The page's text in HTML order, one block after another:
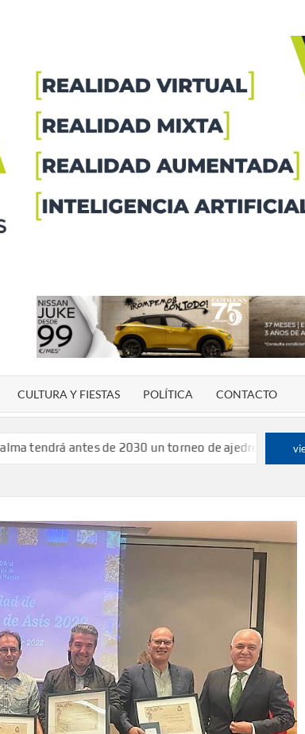
CULTURA Y FIESTAS POLÍTICA CONTACTO
antes de 2030 un torneo de ajedrez con 200